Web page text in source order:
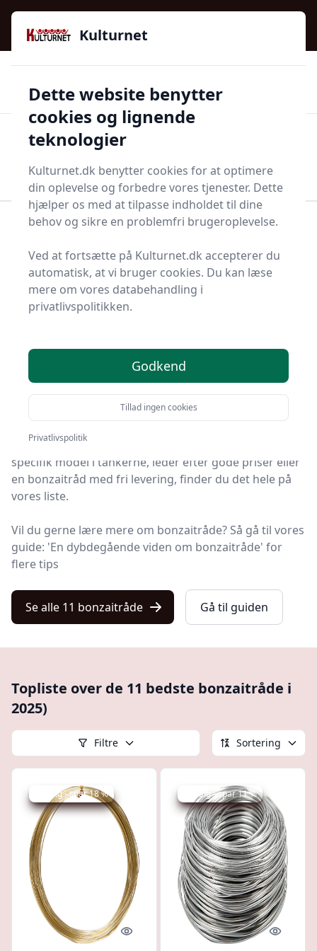
Kulturnet - Alt Det Gode I Livet | Din Kulturguide Siden
2016
97 kategorier 👍Kun godkendte butikker
Start søgning
Bolig og indretning
Terrasse og have
Topliste over de 11
bedste bonzaitråde i
Du er kommet til det rette sted! På Kulturnet har vi
udvalgt 11 af de bedste bonzaitråde, så du får det
Så uanset om du vægter høj kvalitet, allerede har en
specifik model i tankerne, leder efter gode priser eller
en bonzaitråd med fri levering, finder du det hele på
vores liste.
Vil du gerne lære mere om bonzaitråde? Så gå til vores
guide: 'En dybdegående viden om bonzaitråde' for
flere tips
Se alle 11 bonzaitråde Gå til guiden
Topliste over de 11 bedste bonzaitråde i
2025)
Filtre Sortering
Udsalg - spar 18 %
Quick look
Udsalg - spar 11 %
Quick
Kulturnet
Dette website benytter
cookies og lignende
teknologier
Kulturnet.dk benytter cookies for at optimere
din oplevelse og forbedre vores tjenester. Dette
hjælper os med at tilpasse indholdet til dine
behov og sikre en problemfri brugeroplevelse.
Ved at fortsætte på Kulturnet.dk accepterer du
automatisk, at vi bruger cookies. Du kan læse
mere om vores databehandling i
privatlivspolitikken.
Godkend
Tillad ingen cookies
Privatlivspolitik